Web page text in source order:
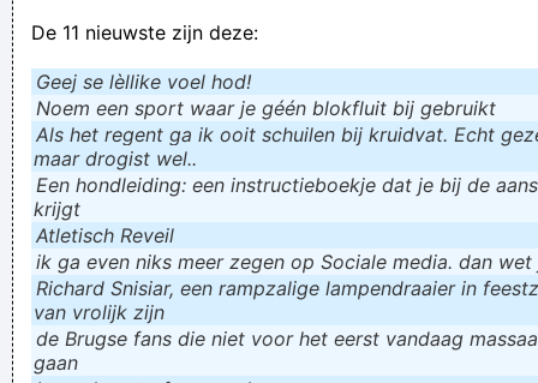
De 11 nieuwste zijn deze:
Geej se lèllike voel hod!
Noem een sport waar je géén blokfluit bij gebruikt
Als het regent ga ik ooit schuilen bij kruidvat. Echt
maar drogist wel..
Een hondleiding: een instructieboekje dat je bij de
krijgt
Atletisch Reveil
ik ga even niks meer zegen op Sociale media. dan
Richard Snisiar, een rampzalige lampendraaier in
van vrolijk zijn
de Brugse fans die niet voor het eerst vandaag
gaan